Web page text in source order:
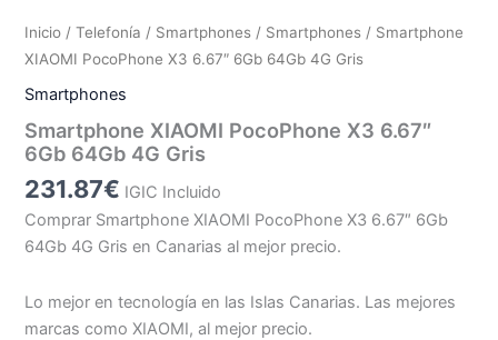
Inicio /Telefonía / Smartphones / Smartphones / Smartphone
XIAOMI PocoPhone X3 6.67″ 6Gb 64Gb 4G Gris
Smartphones
Smartphone XIAOMI PocoPhone X3 6.67″
6Gb 64Gb 4G Gris
231.87€ IGIC Incluido
Comprar Smartphone XIAOMI PocoPhone X3 6.67″ 6Gb
64Gb 4G Gris en Canarias al mejor precio.
Lo mejor en tecnología en las Islas Canarias. Las mejores
marcas como XIAOMI, al mejor precio.